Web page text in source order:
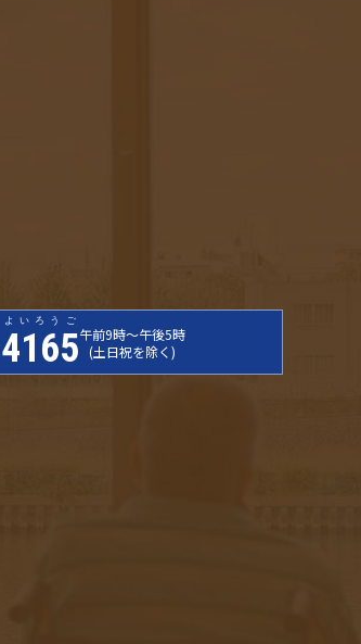
4165
よいろうご
午前9時〜午後5時
(土日祝を除く)